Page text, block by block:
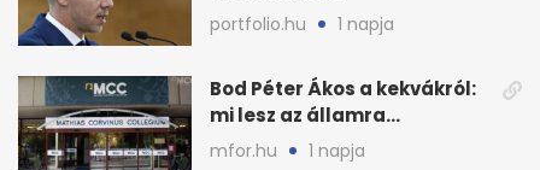
fogyasztáscsökkentés
portfolio.hu 1 napja
Bod Péter Ákos a kekvákról:
mi lesz az államra
visszaszálló vagyonnal?
mfor.hu 1 napja